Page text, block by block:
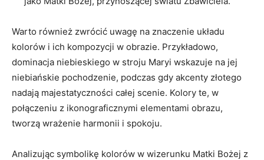
Warto ‍również zwrócić uwagę na⁣ znaczenie układu
kolorów i ich kompozycji w ⁤obrazie. Przykładowo,
dominacja niebieskiego w stroju Maryi wskazuje na jej
niebiańskie⁣ pochodzenie, podczas gdy akcenty‍ złotego‍
nadają ​majestatyczności ⁢całej scenie. Kolory te, w
połączeniu z ikonograficznymi elementami obrazu,
tworzą wrażenie harmonii i spokoju.
Analizując symbolikę kolorów w wizerunku Matki Bożej z